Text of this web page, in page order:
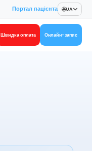
Портал пацієнта 🌐UA
Швидка оплата Онлайн-запис